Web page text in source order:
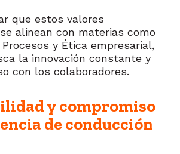
que estos valores
alinean con materias como
y Ética empresarial,
la innovación constante y
con los colaboradores.
y compromiso
de conducción